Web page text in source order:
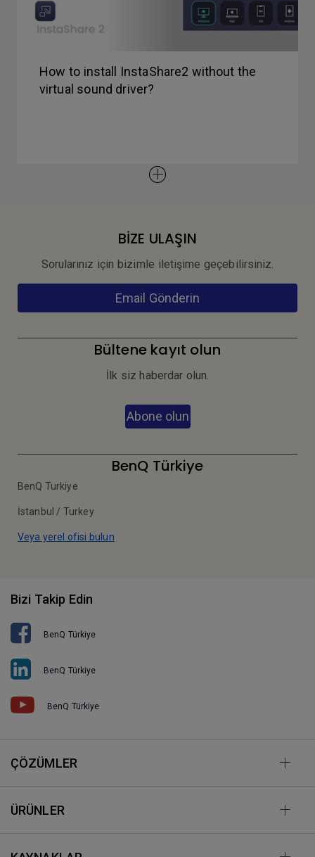
How to install InstaShare2 without the
virtual sound driver?
BİZE ULAŞIN
Sorularınız için bizimle iletişime geçebilirsiniz.
Email Gönderin
Bültene kayıt olun
İlk siz haberdar olun.
Abone olun
BenQ Türkiye
BenQ Turkiye
İstanbul / Turkey
Veya yerel ofisi bulun
Bizi Takip Edin
BenQ Türkiye
BenQ Türkiye
BenQ Türkiye
ÇÖZÜMLER
ÜRÜNLER